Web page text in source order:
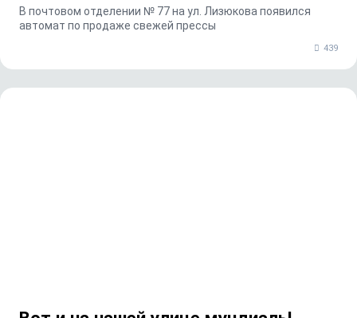
В почтовом отделении № 77 на ул. Лизюкова появился
автомат по продаже свежей прессы
439